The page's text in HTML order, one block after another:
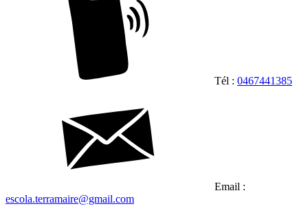
Tél : 0467441385
Email :
escola.terramaire@gmail.com